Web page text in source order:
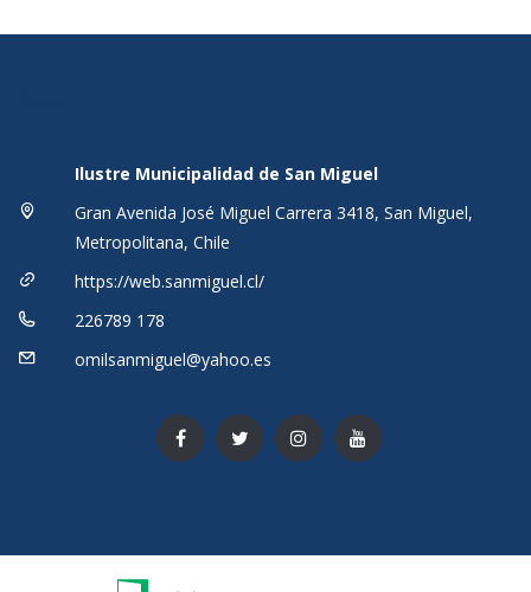
Ilustre Municipalidad de San Miguel
Gran Avenida José Miguel Carrera 3418, San Miguel,
Metropolitana, Chile
https://web.sanmiguel.cl/
226789 178
omilsanmiguel@yahoo.es